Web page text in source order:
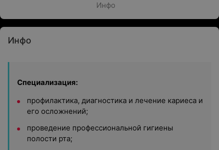
Инфо
Инфо
Специализация:
профилактика, диагностика и лечение кариеса и
его осложнений;
проведение профессиональной гигиены
полости рта;